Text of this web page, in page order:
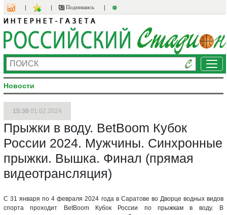
Подпишись
Новости
15:30 01.02.2024
Прыжки в воду. BetBoom Кубок
России 2024. Мужчины. Синхронные
прыжки. Вышка. Финал (прямая
видеотрансляция)
С 31 января по 4 февраля 2024 года в Саратове во Дворце водных видов
спорта проходит BetBoom Кубок России по прыжкам в воду. В